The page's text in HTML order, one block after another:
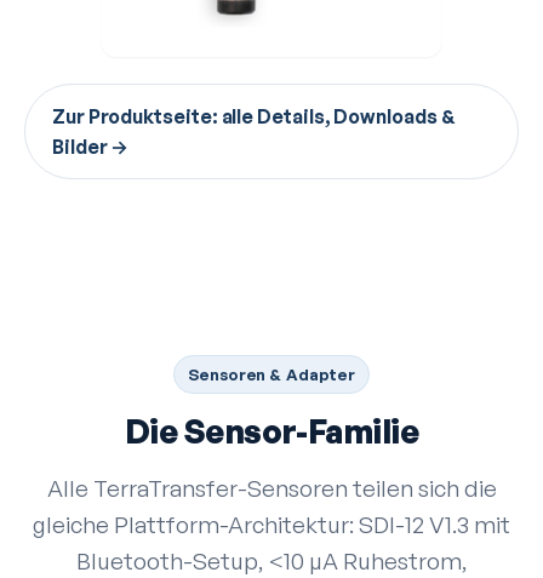
Zur Produktseite: alle Details, Downloads &
Bilder →
Sensoren & Adapter
Die Sensor-Familie
Alle TerraTransfer-Sensoren teilen sich die
gleiche Plattform-Architektur: SDI-12 V1.3 mit
Bluetooth-Setup, <10 µA Ruhestrom,